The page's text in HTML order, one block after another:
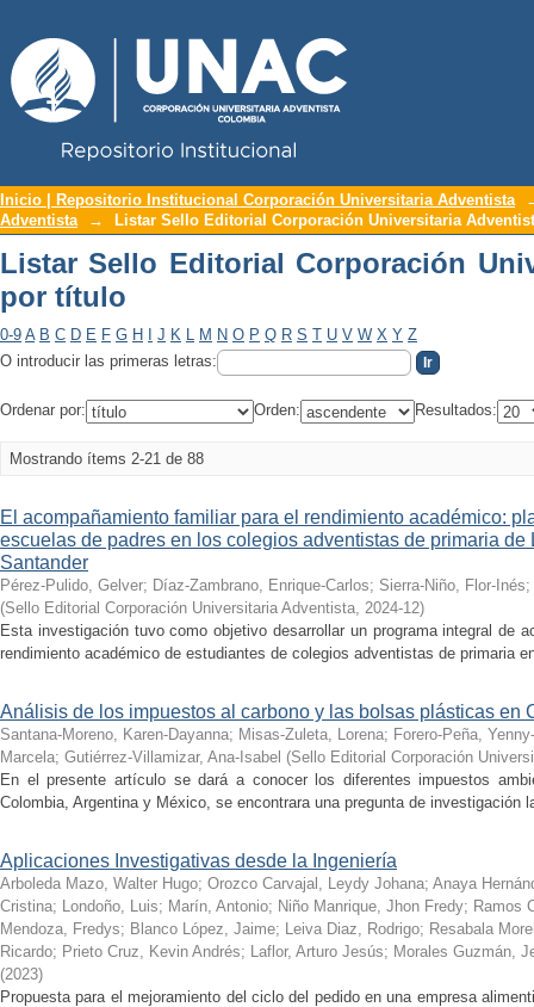
Listar Sello Editorial Corporación
Inicio | Repositorio Institucional Corporación Universitaria Adventista
Adventista
→ Listar Sello Editorial Corporación Universitaria
Listar Sello Editorial Corporación
por título
0-9 A B C D E F G H J K L M N O P Q R S T U V W X Y Z
O introducir las primeras letras:
Ordenar por: Orden: Resultados:
Mostrando ítems 2-21 de 88
El acompañamiento familiar para el rendimiento académico:
escuelas de padres en los colegios adventistas de primaria
Santander
Pérez-Pulido, Gelver; Díaz-Zambrano, Enrique-Carlos; Sierra-Niño, Flor-Inés;
(Sello Editorial Corporación Universitaria Adventista, 2024-12)
Esta investigación tuvo como objetivo desarrollar un programa integral de
rendimiento académico de estudiantes de colegios adventistas de primaria
Análisis de los impuestos al carbono y las bolsas plásticas en
Santana-Moreno, Karen-Dayanna; Misas-Zuleta, Lorena; Forero-Peña,
Marcela; Gutiérrez-Villamizar, Ana-Isabel (Sello Editorial Corporación
En el presente artículo se dará a conocer los diferentes impuestos
Colombia, Argentina y México, se encontrara una pregunta de investigación
Aplicaciones Investigativas desde la Ingeniería
Arboleda Mazo, Walter Hugo; Orozco Carvajal, Leydy Johana; Anaya
Cristina; Londoño, Luis; Marín, Antonio; Niño Manrique, Jhon Fredy; Ramos
Mendoza, Fredys; Blanco López, Jaime; Leiva Diaz, Rodrigo; Resabala
Ricardo; Prieto Cruz, Kevin Andrés; Laflor, Arturo Jesús; Morales Guzmán,
(2023)
Propuesta para el mejoramiento del ciclo del pedido en una empresa